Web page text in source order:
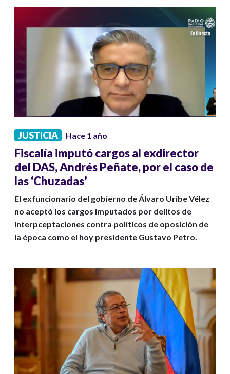
JUSTICIA Hace 1 año
Fiscalía imputó cargos al exdirector
del DAS, Andrés Peñate, por el caso de
las ‘Chuzadas’
El exfuncionario del gobierno de Álvaro Uribe Vélez
no aceptó los cargos imputados por delitos de
interpceptaciones contra políticos de oposición de
la época como el hoy presidente Gustavo Petro.